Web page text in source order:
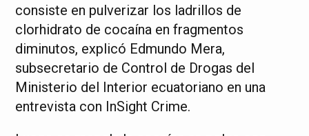
consiste en pulverizar los ladrillos de
clorhidrato de cocaína en fragmentos
diminutos, explicó Edmundo Mera,
subsecretario de Control de Drogas del
Ministerio del Interior ecuatoriano en una
entrevista con InSight Crime.